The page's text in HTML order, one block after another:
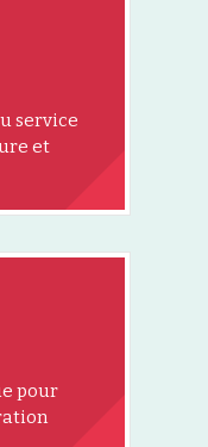
service
et
pour